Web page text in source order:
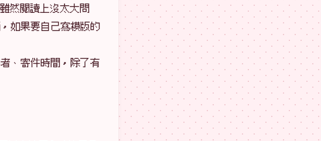
然閱讀上沒太大問
如果要自己寫模版的
、寄件時間，除了有